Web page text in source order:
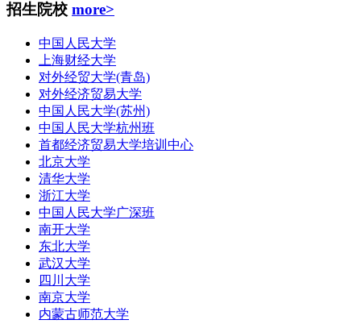
招生院校 more>
中国人民大学
上海财经大学
对外经贸大学(青岛)
对外经济贸易大学
中国人民大学(苏州)
中国人民大学杭州班
首都经济贸易大学培训中心
北京大学
清华大学
浙江大学
中国人民大学广深班
南开大学
东北大学
武汉大学
四川大学
南京大学
内蒙古师范大学